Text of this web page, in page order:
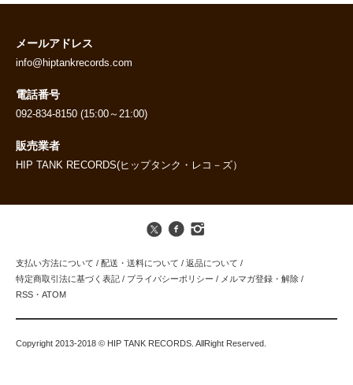
メールアドレス
info@hiptankrecords.com
電話番号
092-834-8150 (15:00～21:00)
販売業者
HIP TANK RECORDS(ヒップタンク・レコ－ズ）
支払い方法について / 配送・送料について / 返品について /
特定商取引法に基づく表記 / プライバシーポリシー / メルマガ登録・解除 /
RSS ・ ATOM
Copyright 2013-2018 © HIP TANK RECORDS. AllRight Reserved.